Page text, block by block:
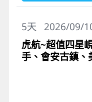
2026/09/
5天
虎航~超值四星
手、會安古鎮、